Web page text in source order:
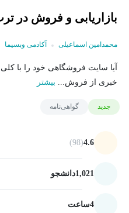
بازاریابی و فروش در
محمدامین اسماعیلی آکادمی وبسیما
آیا سایت فروشگاهی خود را با
خبری از فروش... بیشتر
جدید گواهی‌نامه
4.6
(98)
1,021دانشجو
4ساعت